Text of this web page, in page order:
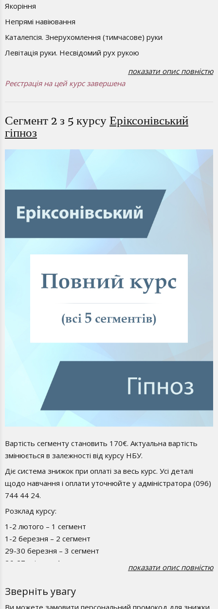
Якоріння
Непрямі навіювання
Каталепсія. Знерухомлення (тимчасове) руки
Левітація руки. Несвідомий рух рукою
Наведення запитаннями. Обхід супротиву і наведення
трансу запитаннями. Наведення левітації запитаннями
показати опис повністю
Реєстрація на цей курс завершена
Сегмент 2 з 5 курсу Еріксонівський
гіпноз
Вартість сегменту становить 170€. Актуальна вартість
змінюється в залежності від курсу НБУ.
Діє система знижок при оплаті за весь курс. Усі деталі
щодо навчання і оплати уточнюйте у адміністратора (096)
744 44 24.
Розклад курсу:
1-2 лютого – 1 сегмент
1-2 березня – 2 сегмент
29-30 березня – 3 сегмент
26-27 квітня – 4 сегмент
Курс передбачає навчання за 10 днів
100 годин тренінгу
показати опис повністю
Зверніть увагу